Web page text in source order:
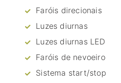
Faróis direcionais
Luzes diurnas
Luzes diurnas LED
Faróis de nevoeiro
Sistema start/stop